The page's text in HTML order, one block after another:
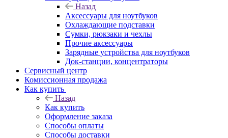
Назад
Аксессуары для ноутбуков
Охлаждающие подставки
Сумки, рюкзаки и чехлы
Прочие аксессуары
Зарядные устройства для ноутбуков
Док-станции, концентраторы
Сервисный центр
Комиссионная продажа
Как купить
Назад
Как купить
Оформление заказа
Способы оплаты
Способы доставки